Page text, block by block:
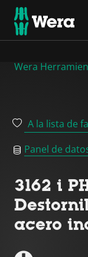
Wera
A la lista de
Panel de
3162 i
acero